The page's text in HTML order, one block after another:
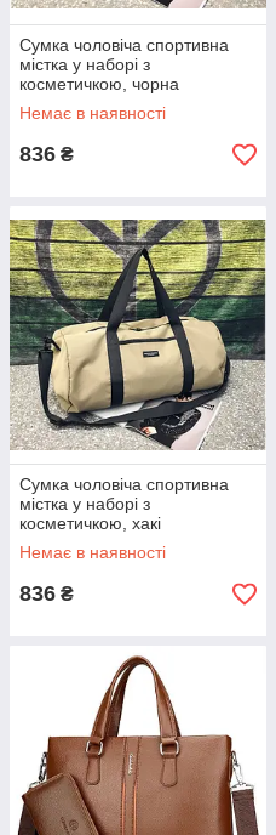
Сумка чоловіча спортивна
містка у наборі з
косметичкою, чорна
Немає в наявності
836 ₴
Сумка чоловіча спортивна
містка у наборі з
косметичкою, хакі
Немає в наявності
836 ₴